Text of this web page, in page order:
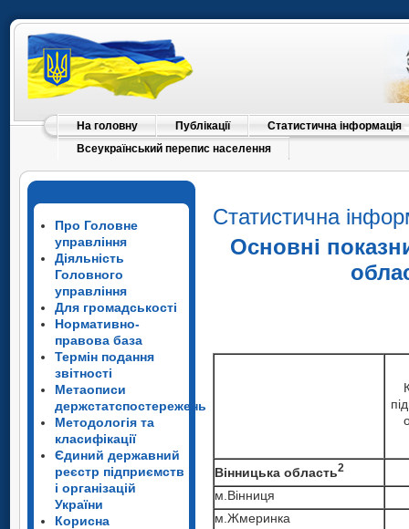
На головну Публікації
Статистична інформація
Всеукраїнський перепис населення
Про Головне
управління
Діяльність
Головного
управління
Для громадськості
Нормативно-
правова база
Термін подання
звітності
Метаописи
держстатспостережень
Методологія та
класифікації
Єдиний державний
реєстр підприємств
і організацій
України
Корисна
Статистична
Основні
Вінницька область2
м.Вінниця
м.Жмеринка